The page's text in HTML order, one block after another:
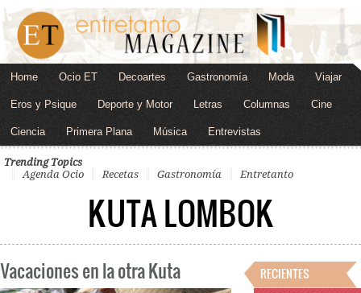
Home Ocio ET Decoartes Gastronomía Moda Viajar
Eros y Psique Deporte y Motor Letras Columnas Cine
Ciencia Primera Plana Música Entrevistas
Trending Topics
Agenda Ocio
Recetas Gastronomía Entretanto
KUTA LOMBOK
Vacaciones en la otra Kuta
RECIENTES